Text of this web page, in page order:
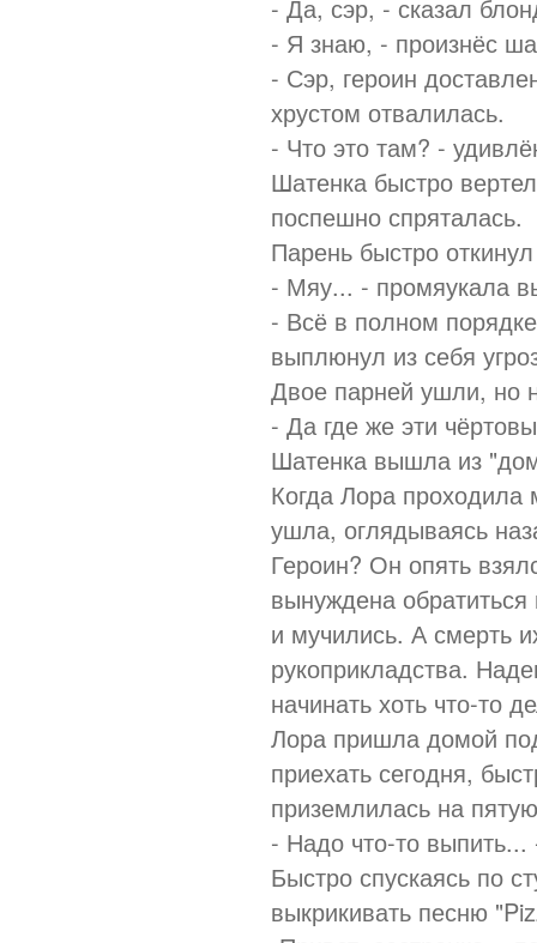
- Да, сэр, - сказал
- Я знаю, - произнёс
- Сэр, героин
хрустом отвалилась.
- Что это там? -
Шатенка быстро
поспешно спряталась.
Парень быстро
- Мяу... - промяукала
- Всё в полном
выплюнул из себя
Двое парней ушли, но
- Да где же эти
Шатенка вышла из
Когда Лора проходила
ушла, оглядываясь
Героин? Он опять
вынуждена
и мучились. А смерть
рукоприкладства.
начинать хоть что-то
Лора пришла домой
приехать сегодня,
приземлилась на
- Надо что-то
Быстро спускаясь по
выкрикивать песню